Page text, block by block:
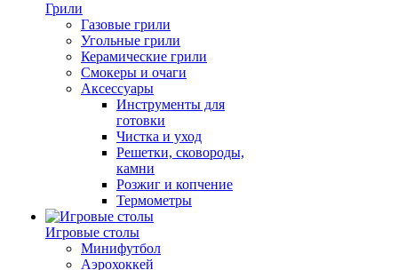
Грили
Газовые грили
Угольные грили
Керамические грили
Смокеры и очаги
Аксессуары
Инструменты для
готовки
Чистка и уход
Решетки, сковороды,
камни
Розжиг и копчение
Термометры
Игровые столы
Минифутбол
Аэрохоккей